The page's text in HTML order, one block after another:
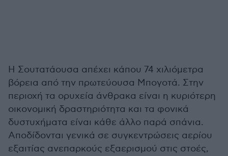
Η Σουτατάουσα απέχει κάπου 74 χιλιόμετρα
βόρεια από την πρωτεύουσα Μπογοτά. Στην
περιοχή τα ορυχεία άνθρακα είναι η κυριότερη
οικονομική δραστηριότητα και τα φονικά
δυστυχήματα είναι κάθε άλλο παρά σπάνια.
Αποδίδονται γενικά σε συγκεντρώσεις αερίου
εξαιτίας ανεπαρκούς εξαερισμού στις στοές,